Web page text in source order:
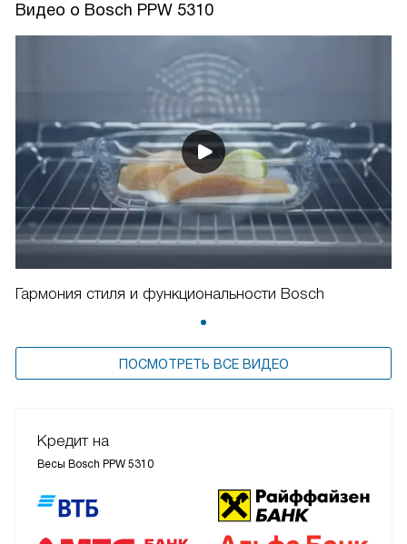
Видео о Bosch PPW 5310
Гармония стиля и функциональности Bosch
ПОСМОТРЕТЬ ВСЕ ВИДЕО
Кредит на
Весы Bosch PPW 5310